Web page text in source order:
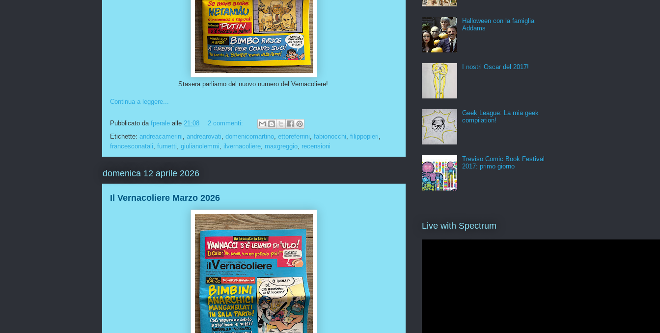
Stasera parliamo del nuovo numero del Vernacoliere!
Continua a leggere...
Pubblicato da fperale alle 21:08
2 commenti:
Etichette: andreacamerini andrearovati domenicomartino ettoreferrini fabionocchi filippopieri
francesconatali fumetti giulianolemmi ilvernacoliere maxgreggio recensioni
domenica 12 aprile 2026
Il Vernacoliere Marzo 2026
Halloween con la famiglia
Addams
I nostri Oscar del 2017!
Geek League: La mia geek
compilation!
Treviso Comic Book Festival
2017: primo giorno
Live with Spectrum